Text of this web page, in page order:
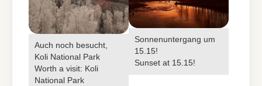
Auch noch besucht,
Koli National Park
Worth a visit: Koli
National Park
Sonnenuntergang um
15.15!
Sunset at 15.15!